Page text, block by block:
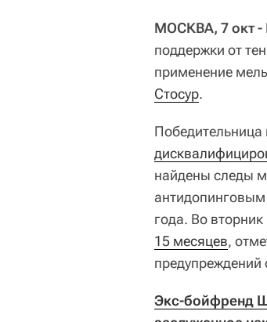
МОСКВА, 7 окт -
поддержки от
применение
Стосур.
найдены следы
антидопинговым
года. Во
15 месяцев,
предупреждений
Экс-бойфренд